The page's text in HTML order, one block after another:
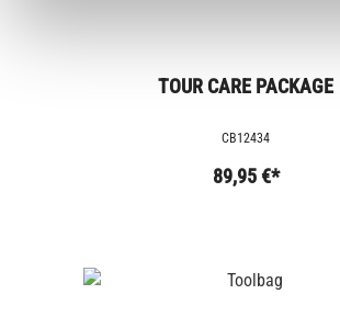
TOUR CARE PACKAGE
CB12434
89,95 €*